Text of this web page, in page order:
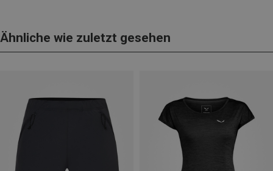
Ähnliche wie zuletzt gesehen